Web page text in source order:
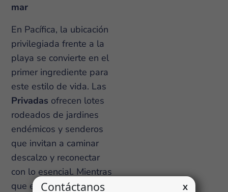
mar
En Pacífica, la ubicación
privilegiada frente a la
playa se convierte en el
primer ingrediente para
este estilo de vida. Las
Privadas ofrecen lotes
rodeados de jardines
endémicos y senderos
que invitan a caminar
descalzo y reconectar
con lo esencial. Mientras
que en lasVillas, la